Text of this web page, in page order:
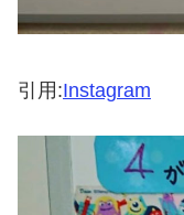
引用:Instagram